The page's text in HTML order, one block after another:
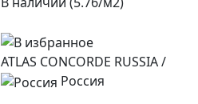
ATLAS CONCORDE RUSSIA/
Россия